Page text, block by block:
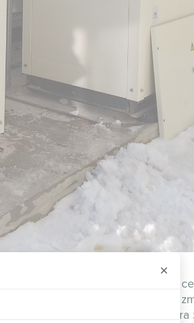
za zaseden nakupovalni
stabilne notranje temperature,
Njegova modularna
×